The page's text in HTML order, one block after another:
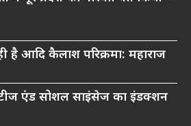
है आदि कैलाश परिक्रमा: महाराज
एंड सोशल साइंसेज का इंडक्शन